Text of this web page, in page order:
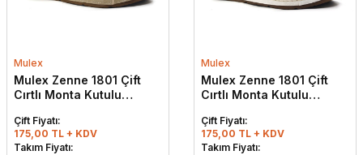
Mulex
Mulex Zenne 1801 Çift
Cırtlı Monta Kutulu
Çift Fiyatı:
175,00 TL + KDV
Takım Fiyatı:
Mulex
Mulex Zenne 1801 Çift
Cırtlı Monta Kutulu
Çift Fiyatı:
175,00 TL + KDV
Takım Fiyatı: